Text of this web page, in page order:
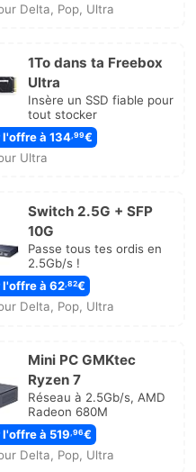
Delta, Pop, Ultra
1To dans ta Freebox
Ultra
Insère un SSD fiable pour
tout stocker
à 134 ,99€
Ultra
Switch 2.5G + SFP
10G
Passe tous tes ordis en
2.5Gb/s !
à 62,82€
Delta, Pop, Ultra
Mini PC GMKtec
Ryzen 7
Réseau à 2.5Gb/s, AMD
Radeon 680M
à 519,96€
Delta, Pop, Ultra